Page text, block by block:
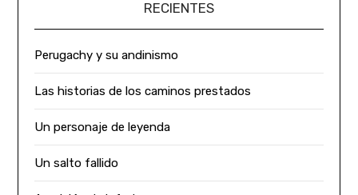
RECIENTES
Perugachy y su andinismo
Las historias de los caminos prestados
Un personaje de leyenda
Un salto fallido